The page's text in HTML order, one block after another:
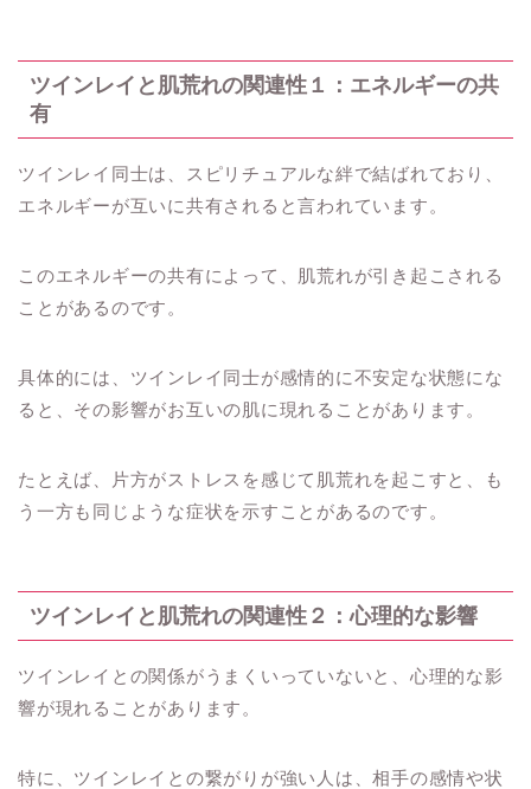
ツインレイと肌荒れの関連性１：エネルギーの共
有
ツインレイ同士は、スピリチュアルな絆で結ばれており、
エネルギーが互いに共有されると言われています。
このエネルギーの共有によって、肌荒れが引き起こされる
ことがあるのです。
具体的には、ツインレイ同士が感情的に不安定な状態にな
ると、その影響がお互いの肌に現れることがあります。
たとえば、片方がストレスを感じて肌荒れを起こすと、も
う一方も同じような症状を示すことがあるのです。
ツインレイと肌荒れの関連性２：心理的な影響
ツインレイとの関係がうまくいっていないと、心理的な影
響が現れることがあります。
特に、ツインレイとの繋がりが強い人は、相手の感情や状